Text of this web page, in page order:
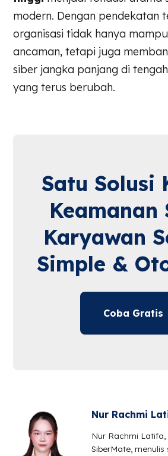
modern. Dengan pendekatan
organisasi tidak hanya
ancaman, tetapi juga
siber jangka panjang di
yang terus berubah.
Satu Solusi
Keamanan
Karyawan
Simple &
Coba Gratis
Nur Rachmi
Nur Rachmi
SiberMate,